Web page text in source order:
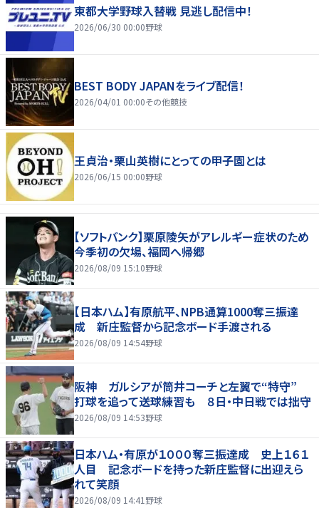
東都大学野球入替戦 見逃し配信中！
2026/06/30 00:00野球
BEST BODY JAPANをライブ配信！
2026/04/01 00:00その他競技
王貞治・栗山英樹にとっての甲子園とは
2026/06/15 00:00野球
【ソフトバンク】栗原陵矢がアレルギー症状のため
今季初の欠場、福岡へ帰郷
2026/08/09 15:10野球
【日本ハム】有原航平、NPB通算1000奪三振達
成 新庄監督から記念ボード手渡される
2026/08/09 14:54野球
阪神 ガルシアが筒井コーチと左翼で“特守”
打球を追って送球練習も ８日・中日戦では拙守
2026/08/09 14:53野球
日本ハム・有原が１０００奪三振達成 史上１６１
人目 記念ボードを持った新庄監督に出迎えら
れて笑顔
2026/08/09 14:41 野球